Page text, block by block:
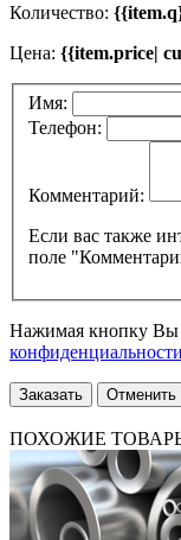
Количество:
Цена: {{item.price|
Имя:
Телефон:
Комментарий:
Если вас также
поле
Нажимая кнопку Вы
конфиденциальности
Заказать Отменить
ПОХОЖИЕ